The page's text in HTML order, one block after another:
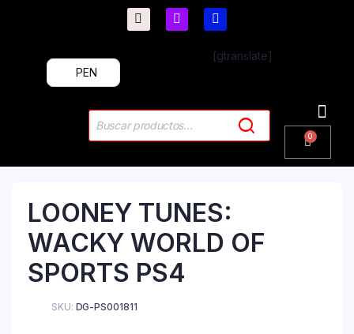
[gtranslate]
PEN
LOONEY TUNES:
WACKY WORLD OF
SPORTS PS4
SKU: DG-PS001811